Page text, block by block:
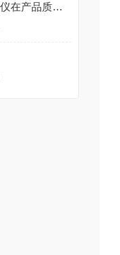
hydrotechnik压力测试仪在产品质量控制中的关键作用